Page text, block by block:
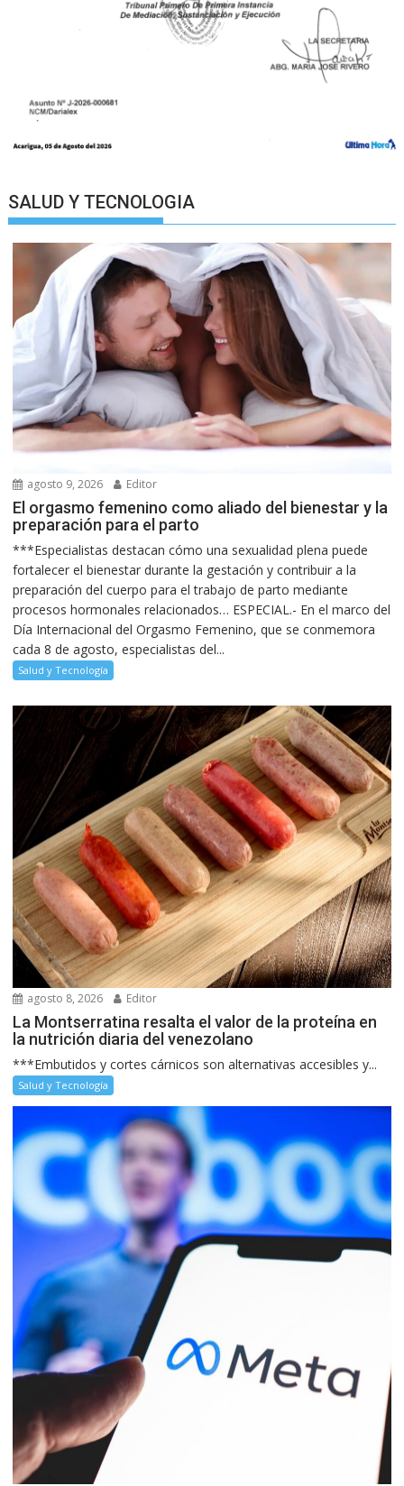
SALUD Y TECNOLOGIA
agosto 9, 2026 Editor
El orgasmo femenino como aliado del bienestar y la
preparación para el parto
***Especialistas destacan cómo una sexualidad plena puede
fortalecer el bienestar durante la gestación y contribuir a la
preparación del cuerpo para el trabajo de parto mediante
procesos hormonales relacionados… ESPECIAL.- En el marco del
Día Internacional del Orgasmo Femenino, que se conmemora
cada 8 de agosto, especialistas del...
Salud y Tecnología
agosto 8, 2026 Editor
La Montserratina resalta el valor de la proteína en
la nutrición diaria del venezolano
***Embutidos y cortes cárnicos son alternativas accesibles y...
Salud y Tecnología